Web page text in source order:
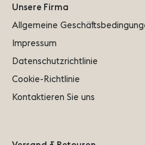
Unsere Firma
Allgemeine
Impressum
Datenschutzrichtlinie
Cookie-Richtlinie
Kontaktieren Sie uns